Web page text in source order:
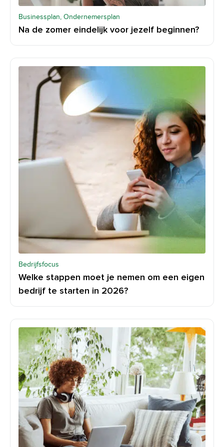
Businessplan, Ondernemersplan
Na de zomer eindelijk voor jezelf beginnen?
Bedrijfsfocus
Welke stappen moet je nemen om een eigen
bedrijf te starten in 2026?